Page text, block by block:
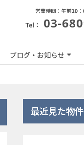
ブログ・お知らせ
最近見た物件